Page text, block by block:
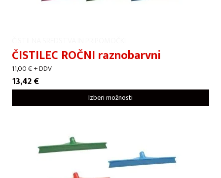
ČISTILEC ROČNI raznobarvni
11,00€+ DDV
13,42€
Izberi možnosti